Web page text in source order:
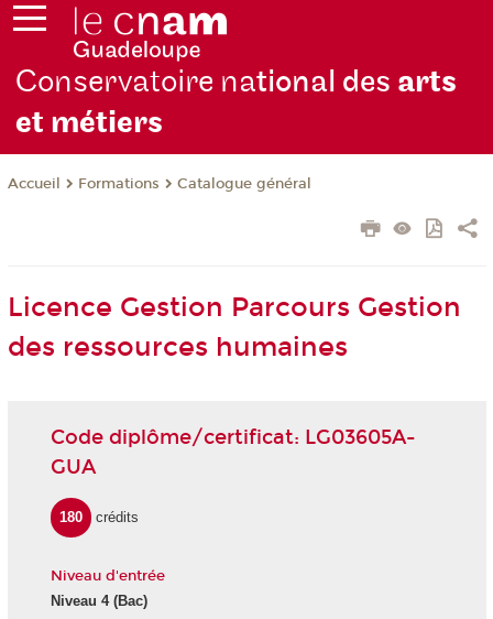
Conservatoire national des arts
et métiers
Accueil Formations Catalogue général
Licence Gestion Parcours Gestion
des ressources humaines
Code diplôme/certificat: LG03605A-
GUA
180 crédits
Niveau d'entrée
Niveau 4(Bac)